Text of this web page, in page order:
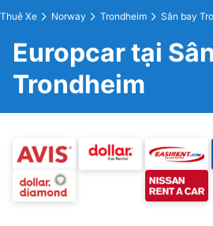
Thuê Xe Norway Trondheim Sân bay
Europcar tại
Trondheim